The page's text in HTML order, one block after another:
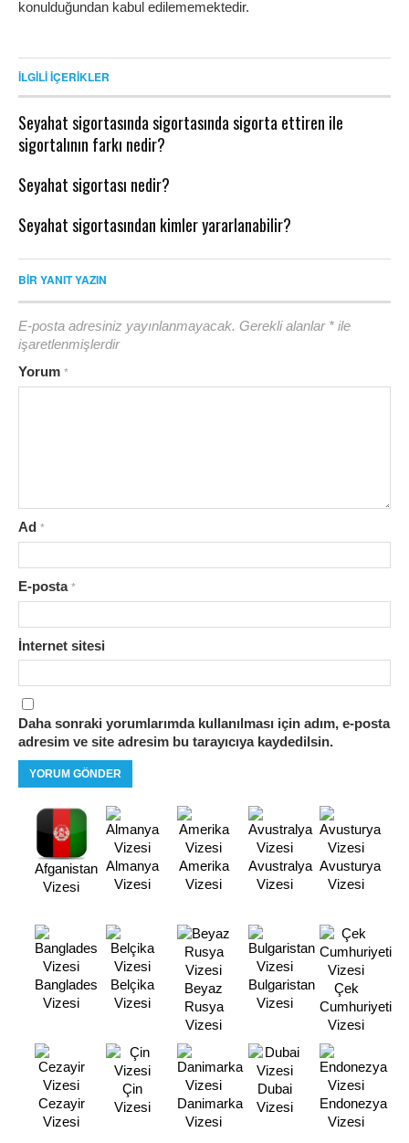
konulduğundan kabul edilememektedir.
İLGILI İÇERIKLER
Seyahat sigortasında sigortasında sigorta ettiren ile
sigortalının farkı nedir?
Seyahat sigortası nedir?
Seyahat sigortasından kimler yararlanabilir?
BIR YANIT YAZIN
E-posta adresiniz yayınlanmayacak. Gerekli alanlar * ile
işaretlenmişlerdir
Yorum *
Ad *
E-posta *
İnternet sitesi
Daha sonraki yorumlarımda kullanılması için adım, e-posta
adresim ve site adresim bu tarayıcıya kaydedilsin.
Afganistan
Vizesi
Almanya
Vizesi
Amerika
Vizesi
Avustralya
Vizesi
Avusturya
Vizesi
Banglades
Vizesi
Belçika
Vizesi
Beyaz
Rusya
Vizesi
Bulgaristan
Vizesi
Çek
Cumhuriyeti
Vizesi
Cezayir
Vizesi
Çin
Vizesi
Danimarka
Vizesi
Dubai
Vizesi
Endonezya
Vizesi